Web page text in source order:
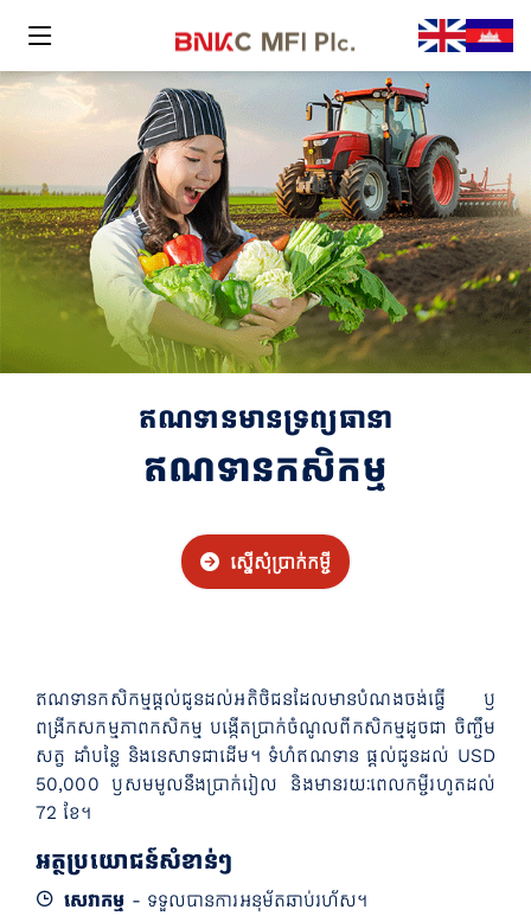
ឥណទានមានទ្រព្យធានា
ឥណទានកសិកម្ម
ស្នើសុំប្រាក់កម្ចី
ឥណទានកសិកម្មផ្ដល់ជូនដល់អតិថិជនដែលមានបំណងចង់ធ្វើ ឫ
ពង្រីកសកម្មភាពកសិកម្ម បង្កើតប្រាក់ចំណូលពីកសិកម្មដូចជា ចិញ្ចឹម
សត្វ ដាំបន្លៃ និងនេសាទជាដើម។ ទំហំឥណទាន ផ្ដល់ជូនដល់ USD
50,000 ឫសមមូលនឹងប្រាក់រៀល និងមានរយៈពេលកម្ចីរហូតដល់
72 ខែ។
អត្ថប្រយោជន៍សំខាន់ៗ
សេវាកម្ម - ទទួលបានការអនុម័តឆាប់រហ័ស។